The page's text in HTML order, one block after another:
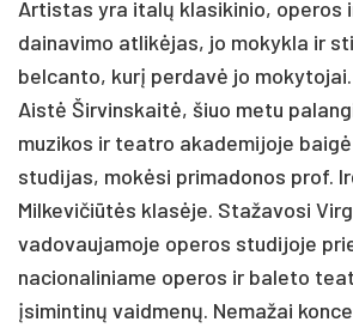
Artistas yra italų klasikinio, operos
dainavimo atlikėjas, jo mokykla ir
belcanto, kurį perdavė jo mokytojai.
Aistė Širvinskaitė, šiuo metu
muzikos ir teatro akademijoje
studijas, mokėsi primadonos prof.
Milkevičiūtės klasėje. Stažavosi
vadovaujamoje operos studijoje
nacionaliniame operos ir baleto
įsimintinų vaidmenų. Nemažai